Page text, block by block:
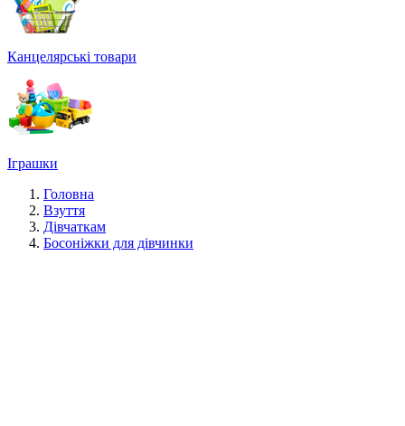
Канцелярські товари
Іграшки
Головна
Взуття
Дівчаткам
Босоніжки для дівчинки